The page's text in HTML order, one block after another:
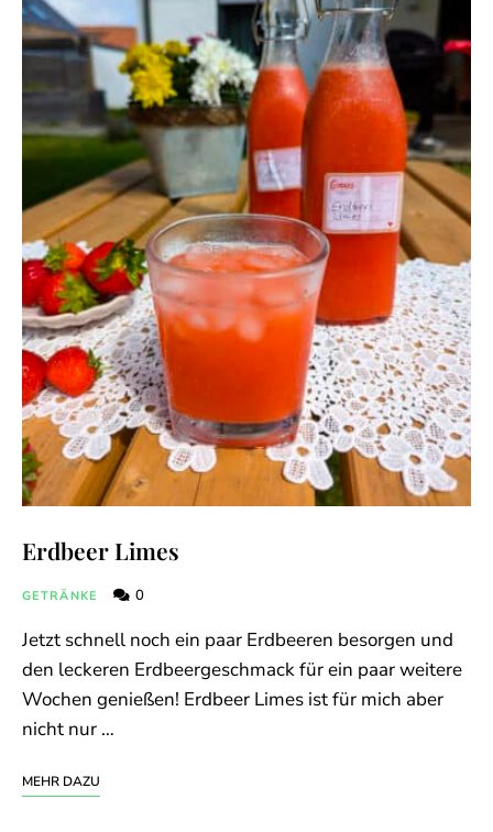
Erdbeer Limes
GETRÄNKE 0
Jetzt schnell noch ein paar Erdbeeren besorgen und
den leckeren Erdbeergeschmack für ein paar weitere
Wochen genießen! Erdbeer Limes ist für mich aber
nicht nur …
MEHR DAZU